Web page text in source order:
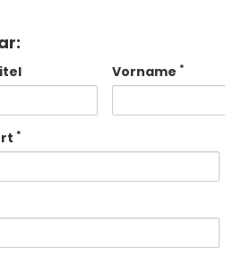
Vorname *
*